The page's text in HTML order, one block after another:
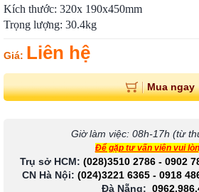
Kích thước: 320x 190x450mm
Trọng lượng: 30.4kg
Giá: Liên hệ
Mua ngay
Giờ làm việc: 08h-17h (từ
Để gặp tư vấn viên vui
Trụ sở HCM: (028)3510 2786 - 0902
CN Hà Nội: (024)3221 6365 - 0918
Đà Nẵng: